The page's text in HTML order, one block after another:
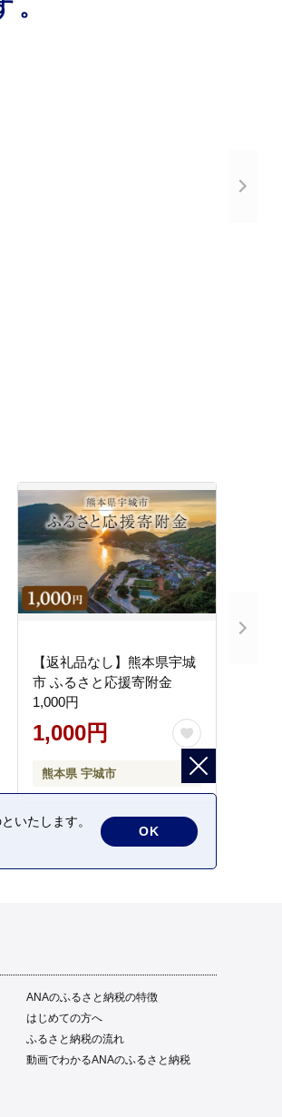
。
【返礼品なし】熊本県宇城
市 ふるさと応援寄附金
1,000円
1,000円
熊本県 宇城市
ANAのふるさと納税の特徴
はじめての方へ
ふるさと納税の流れ
動画でわかるANAのふるさと納税
いたします。
OK